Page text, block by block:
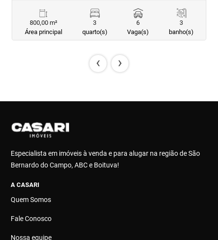
800,00 m²
Área principal
3
quarto(s)
6
Vaga(s)
3
banho(s)
‹ ›
Especialista em imóveis à venda e para alugar na região de São
Bernardo do Campo, ABC e Boituva!
A CASARI
Quem Somos
Fale Conosco
Nossa equipe